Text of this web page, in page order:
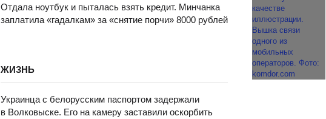
Отдала ноутбук и пыталась взять кредит. Минчанка
заплатила «гадалкам» за «снятие порчи» 8000 рублей
ЖИЗНЬ
Украинца с белорусским паспортом задержали
в Волковыске. Его на камеру заставили оскорбить